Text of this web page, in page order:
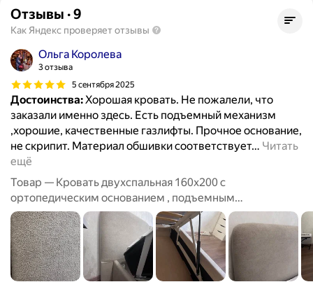
Отзывы ·9
Как Яндекс проверяет отзывы
Ольга Королева
3 отзыва
5 сентября 2025
Достоинства:Хорошая кровать. Не пожалели, что
заказали именно здесь. Есть подъемный механизм
,хорошие, качественные газлифты. Прочное основание,
не скрипит. Материал обшивки соответствует… Читать
ещё
Товар — Кровать двухспальная 160х200 с
ортопедическим основанием , подъемным
механизмом и бельевым ящиком